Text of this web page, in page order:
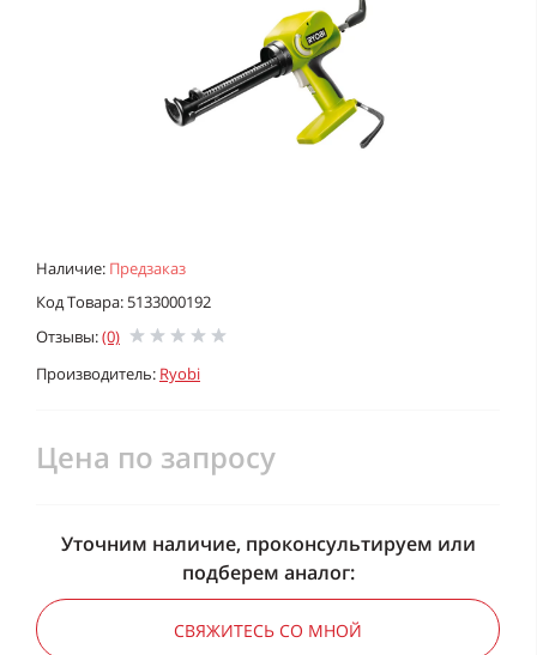
Наличие: Предзаказ
Код Товара: 5133000192
Отзывы:(0)
Производитель: Ryobi
Цена по запросу
Уточним наличие, проконсультируем или
подберем аналог:
СВЯЖИТЕСЬ СО МНОЙ